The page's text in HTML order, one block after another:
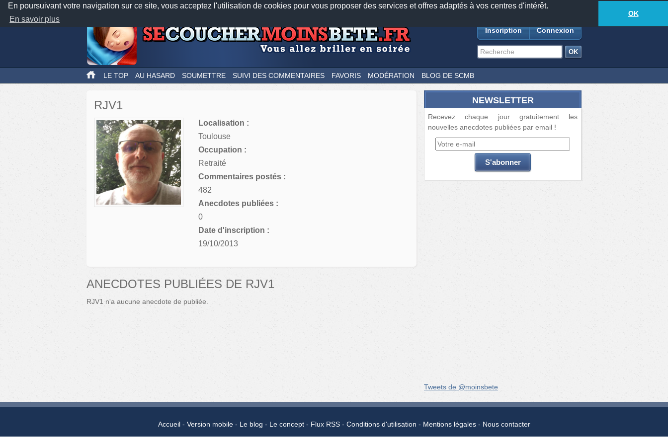
En poursuivant votre navigation sur ce site, vous acceptez l'utilisation de cookies pour vous proposer des services et offres adaptés à vos centres d'intérêt.
En savoir plus
OK
Nos applications mobiles Newsletter Facebook
TwitterFeeds18877anecdotes-286lecteurs connectés
Inscription Connexion
LE TOP AU HASARD SOUMETTRE SUIVI DES COMMENTAIRES FAVORIS MODÉRATION BLOG DE SCMB
RJV1
Localisation :
Toulouse
Occupation :
Retraité
Commentaires postés :
482
Anecdotes publiées :
0
Date d'inscription :
19/10/2013
ANECDOTES PUBLIÉES DE RJV1
RJV1 n'a aucune anecdote de publiée.
NEWSLETTER
Recevez chaque jour gratuitement les
nouvelles anecdotes publiées par email !
Tweets de @moinsbete
Accueil Version mobile Le blog Le concept Flux RSS Conditions d'utilisation Mentions légales Nous contacter